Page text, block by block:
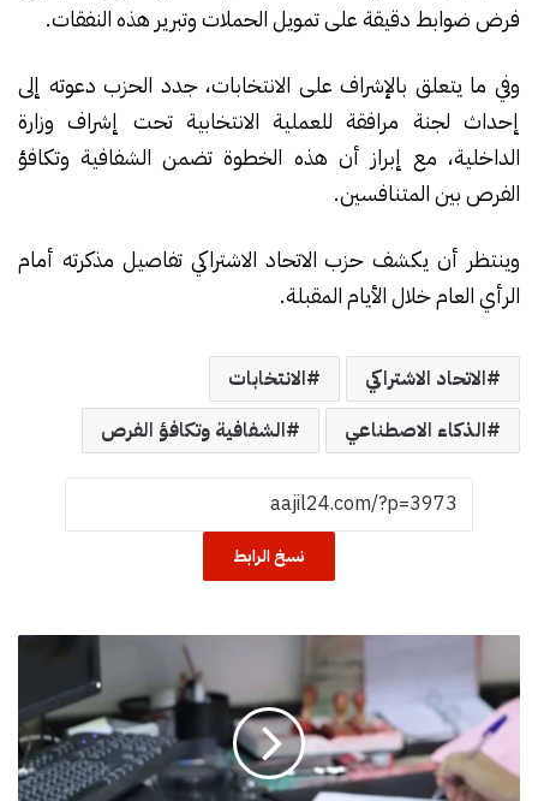
فرض ضوابط دقيقة على تمويل الحملات وتبرير هذه النفقات.
وفي ما يتعلق بالإشراف على الانتخابات، جدد الحزب دعوته إلى
إحداث لجنة مرافقة للعملية الانتخابية تحت إشراف وزارة
الداخلية، مع إبراز أن هذه الخطوة تضمن الشفافية وتكافؤ
الفرص بين المتنافسين.
وينتظر أن يكشف حزب الاتحاد الاشتراكي تفاصيل مذكرته أمام
الرأي العام خلال الأيام المقبلة.
الاتحاد الاشتراكي
الانتخابات
الذكاء الاصطناعي
الشفافية وتكافؤ الفرص
نسخ الرابط
ل
م
س